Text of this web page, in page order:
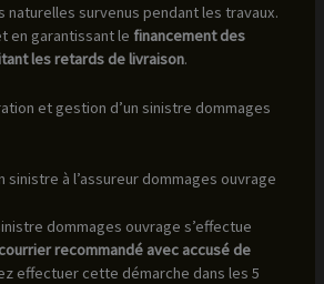
naturelles survenus pendant les travaux.
en garantissant le financement des
les retards de livraison.
et gestion d’un sinistre dommages
sinistre à l’assureur dommages ouvrage
dommages ouvrage s’effectue
recommandé avec accusé de
effectuer cette démarche dans les 5